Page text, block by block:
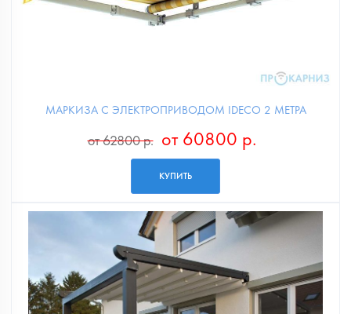
МАРКИЗА С ЭЛЕКТРОПРИВОДОМ IDECO 2 МЕТРА
от 62800 р. от 60800 р.
КУПИТЬ